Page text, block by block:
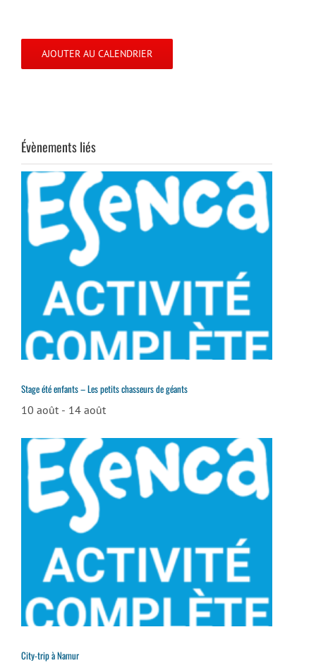
AJOUTER AU CALENDRIER
Évènements liés
Stage été enfants – Les petits chasseurs de géants
10 août - 14 août
City-trip à Namur